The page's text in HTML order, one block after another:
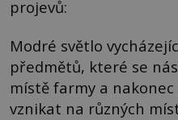
projevů:
Modré světlo
předmětů, které se
místě farmy a
vznikat na různých